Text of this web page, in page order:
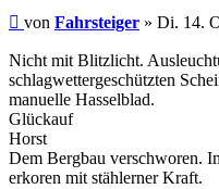
Beitrag
von Fahrsteiger » Di. 14.
Nicht mit Blitzlicht.
schlagwettergeschützten
manuelle Hasselblad.
Glückauf
Horst
Dem Bergbau verschworen.
erkoren mit stählerner Kraft.